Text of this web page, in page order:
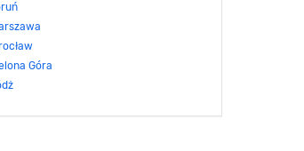
Góra